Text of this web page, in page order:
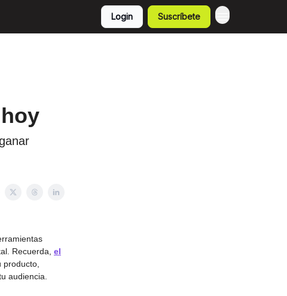
Login Suscríbete
Recuerda, el
audiencia.